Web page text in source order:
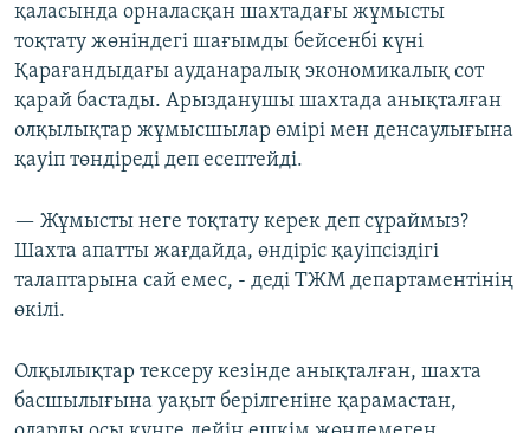
қаласында орналасқан шахтадағы жұмысты
тоқтату жөніндегі шағымды бейсенбі күні
Қарағандыдағы ауданаралық экономикалық сот
қарай бастады. Арызданушы шахтада анықталған
олқылықтар жұмысшылар өмірі мен денсаулығына
қауіп төндіреді деп есептейді.
— Жұмысты неге тоқтату керек деп сұраймыз?
Шахта апатты жағдайда, өндіріс қауіпсіздігі
талаптарына сай емес, - деді ТЖМ департаментінің
өкілі.
Олқылықтар тексеру кезінде анықталған, шахта
басшылығына уақыт берілгеніне қарамастан,